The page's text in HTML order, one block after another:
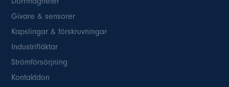
Givare & sensorer
Kapslingar & förskruvningar
Industrifläktar
Strömförsörjning
Kontaktdon